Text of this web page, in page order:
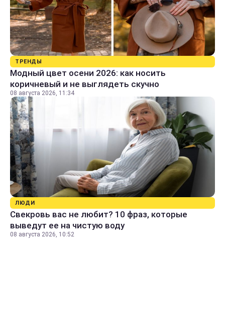
ТРЕНДЫ
Модный цвет осени 2026: как носить
коричневый и не выглядеть скучно
08 августа 2026, 11:34
ЛЮДИ
Свекровь вас не любит? 10 фраз, которые
выведут ее на чистую воду
08 августа 2026, 10:52